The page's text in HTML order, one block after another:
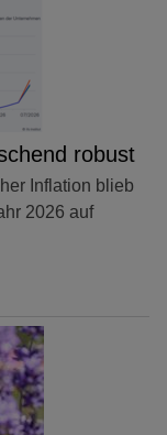
robust
Inflation blieb
2026 auf